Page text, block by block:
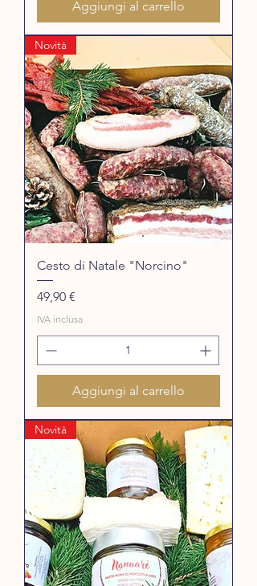
Aggiungi al carrello
Novità
Cesto di Natale "Norcino"
Prezzo
49,90 €
IVA inclusa
Aggiungi al carrello
Novità